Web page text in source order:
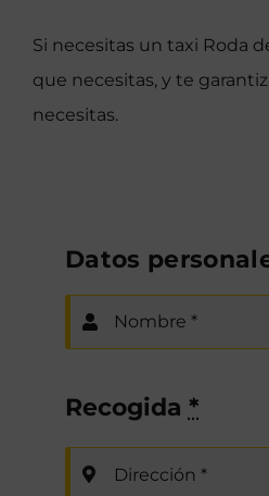
Si necesitas un taxi Roda
que necesitas, y te
necesitas.
Datos
Recogida *